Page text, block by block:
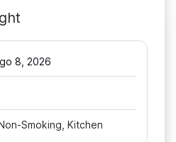
8, 2026
Smoking, Kitchen